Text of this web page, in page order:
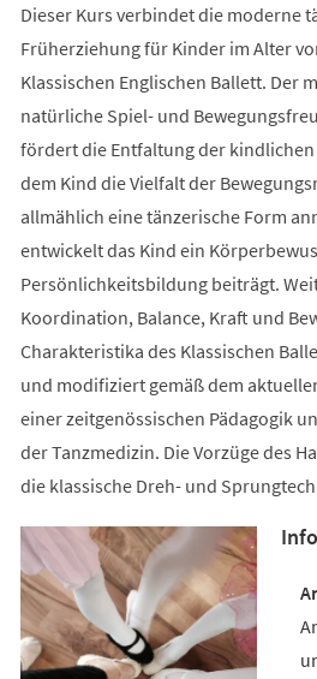
Dieser Kurs verbindet die moderne
Früherziehung für Kinder im Alter
Klassischen Englischen Ballett. Der
natürliche Spiel- und
fördert die Entfaltung der
dem Kind die Vielfalt der
allmählich eine tänzerische Form
entwickelt das Kind ein
Persönlichkeitsbildung beiträgt.
Koordination, Balance, Kraft und
Charakteristika des Klassischen
und modifiziert gemäß dem
einer zeitgenössischen Pädagogik
der Tanzmedizin. Die Vorzüge des
die klassische Dreh- und